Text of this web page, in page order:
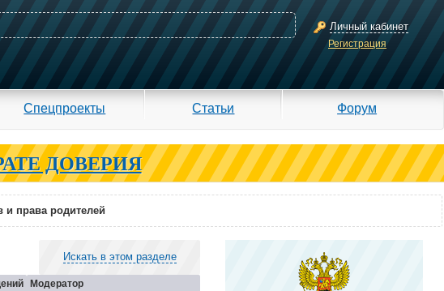
Личный кабинет
Регистрация
Спецпроекты Статьи Форум
ДОВЕРИЯ
и права родителей
Искать в этом разделе
Модератор